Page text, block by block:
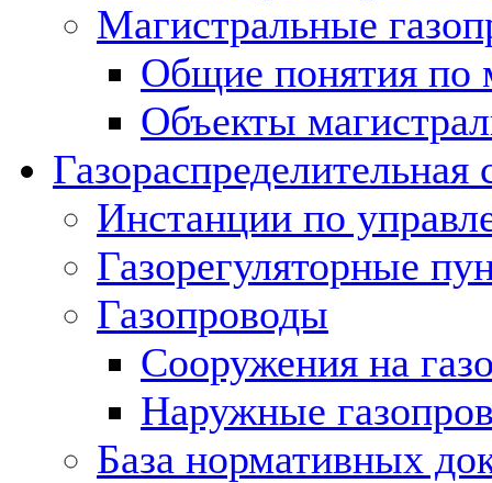
Магистральные
Общие понятия по
Объекты
Газораспределительная
Инстанции по
Газорегуляторные
Газопроводы
Сооружения на
Наружные
База нормативных